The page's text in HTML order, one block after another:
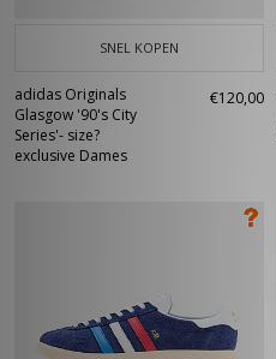
SNEL KOPEN
adidas Originals
Glasgow '90's City
Series'- size?
exclusive Dames
€120,00